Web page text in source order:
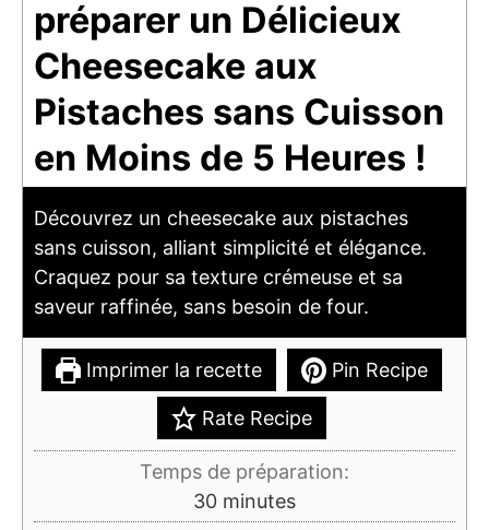
préparer un Délicieux
Cheesecake aux
Pistaches sans Cuisson
en Moins de 5 Heures !
Découvrez un cheesecake aux pistaches
sans cuisson, alliant simplicité et élégance.
Craquez pour sa texture crémeuse et sa
saveur raffinée, sans besoin de four.
Imprimer la recette Pin Recipe
Rate Recipe
Temps de préparation:
30minutes
minutes